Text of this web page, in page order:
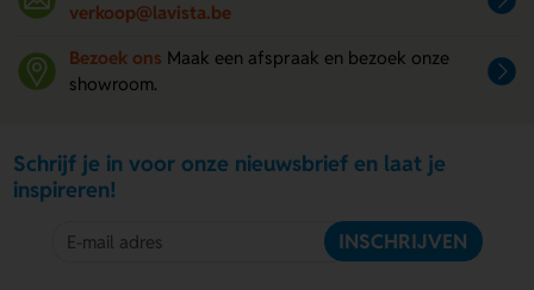
verkoop@lavista.be
Bezoek ons Maak een afspraak en bezoek onze
showroom.
Schrijf je in voor onze nieuwsbrief en laat je
inspireren!
INSCHRIJVEN